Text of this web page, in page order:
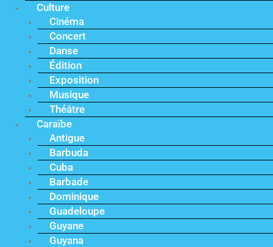
Culture
Cinéma
Concert
Danse
Édition
Exposition
Musique
Théâtre
Caraïbe
Antigue
Barbuda
Cuba
Barbade
Dominique
Guadeloupe
Guyane
Guyana